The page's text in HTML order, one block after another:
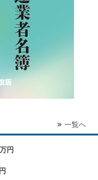
一覧へ
円